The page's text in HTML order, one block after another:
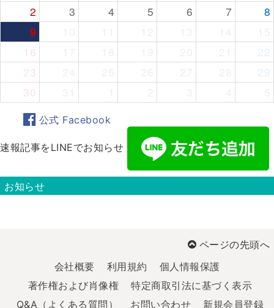
2
3 4 5 6 7
8
9
15
16
22
23
29
30
5
公式 Facebook
速報記事をLINEでお知らせ
お知らせ
ページの先頭へ
会社概要
利用規約
個人情報保護
著作権および肖像権
特定商取引法に基づく表示
Q&A（よくある質問）
お問い合わせ 新規会員登録